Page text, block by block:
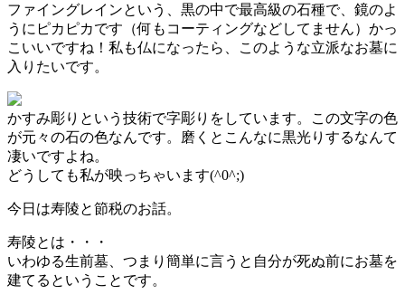
ファイングレインという、黒の中で最高級の石種で、鏡のよ
うにピカピカです（何もコーティングなどしてません）かっ
こいいですね！私も仏になったら、このような立派なお墓に
入りたいです。
かすみ彫りという技術で字彫りをしています。この文字の色
が元々の石の色なんです。 磨くとこんなに黒光りするなんて
凄いですよね。
どうしても私が映っちゃいます(^0^;)
今日は寿陵と節税のお話。
寿陵とは・・・
いわゆる生前墓、つまり簡単に言うと自分が死ぬ前にお墓を
建てるということです。